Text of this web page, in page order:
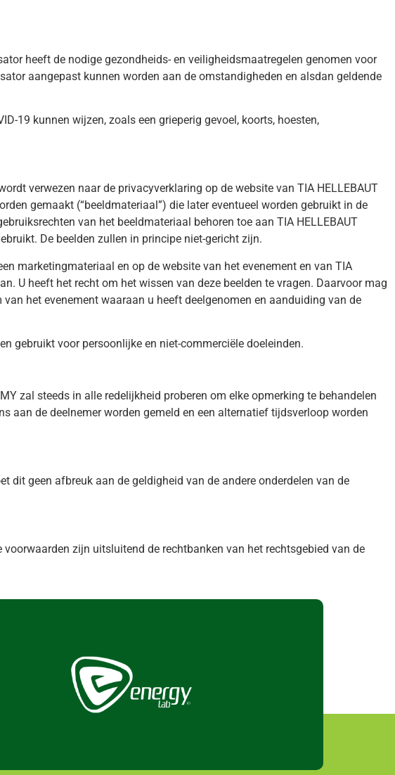
heeft de nodige gezondheids- en veiligheidsmaatregelen genomen voor
aangepast kunnen worden aan de omstandigheden en alsdan geldende
19 kunnen wijzen, zoals een grieperig gevoel, koorts, hoesten,
verwezen naar de privacyverklaring op de website van TIA HELLEBAUT
gemaakt (“beeldmateriaal”) die later eventueel worden gebruikt in de
van het beeldmateriaal behoren toe aan TIA HELLEBAUT
De beelden zullen in principe niet-gericht zijn.
marketingmateriaal en op de website van het evenement en van TIA
U heeft het recht om het wissen van deze beelden te vragen. Daarvoor mag
het evenement waaraan u heeft deelgenomen en aanduiding van de
gebruikt voor persoonlijke en niet-commerciële doeleinden.
zal steeds in alle redelijkheid proberen om elke opmerking te behandelen
aan de deelnemer worden gemeld en een alternatief tijdsverloop worden
dit geen afbreuk aan de geldigheid van de andere onderdelen van de
zijn uitsluitend de rechtbanken van het rechtsgebied van de